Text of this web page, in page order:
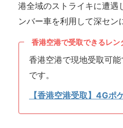
港全域のストライキに遭遇
ンバー車を利用して深セン
香港空港で受取できるレ
香港空港で現地受取可
です。
【香港空港受取】4Gポ